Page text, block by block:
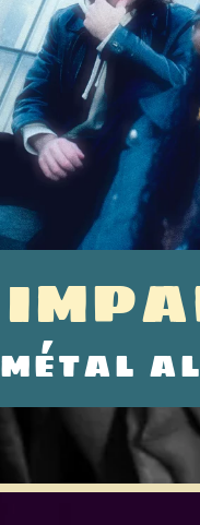
MÉTAL